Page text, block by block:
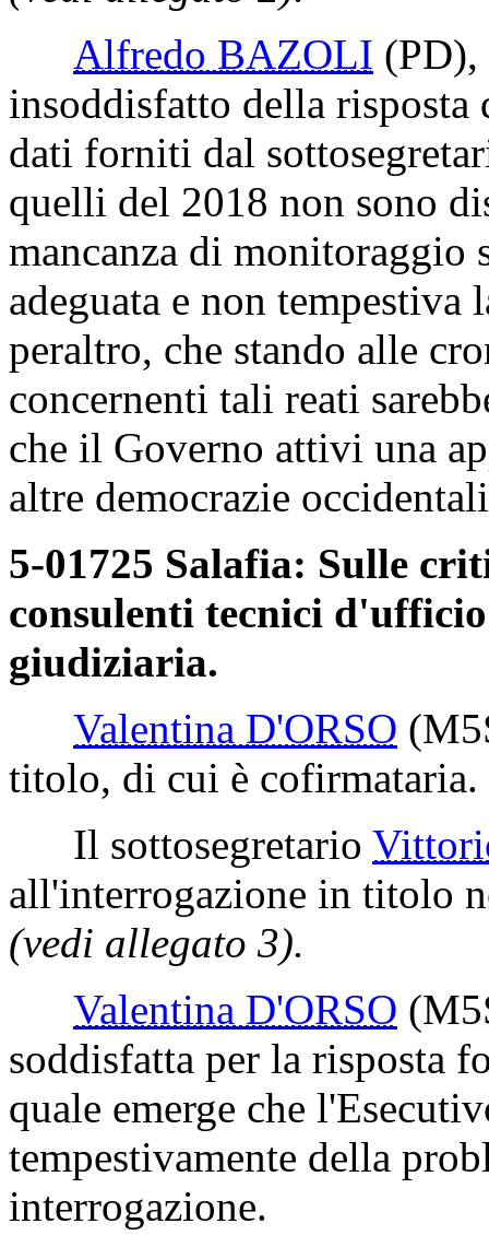
Alfredo BAZOLI (PD),
insoddisfatto della
dati forniti dal
quelli del 2018 non sono
mancanza di
adeguata e non
peraltro, che stando alle
concernenti tali reati
che il Governo attivi una
altre democrazie
5-01725 Salafia: Sulle
consulenti tecnici
giudiziaria.
Valentina D'ORSO
titolo, di cui è cofirmataria.
Il sottosegretario
all'interrogazione in titolo
(vedi allegato 3).
Valentina D'ORSO
soddisfatta per la risposta
quale emerge che
tempestivamente della
interrogazione.